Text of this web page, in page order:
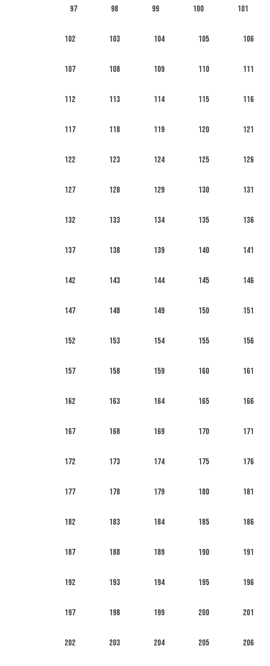
97 98 99 100 101
102 103 104 105 106
107 108 109 110 111
112 113 114 115 116
117 118 119 120 121
122 123 124 125 126
127 128 129 130 131
132 133 134 135 136
137 138 139 140 141
142 143 144 145 146
147 148 149 150 151
152 153 154 155 156
157 158 159 160 161
162 163 164 165 166
167 168 169 170 171
172 173 174 175 176
177 178 179 180 181
182 183 184 185 186
187 188 189 190 191
192 193 194 195 196
197 198 199 200 201
202 203 204 205 206